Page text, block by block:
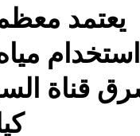
يعتمد
استخدام
كيلو متر في اتجاه الجنوب حيث تزداد